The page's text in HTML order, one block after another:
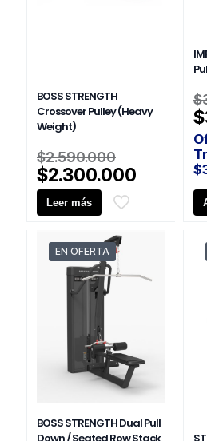
BOSS STRENGTH
Crossover Pulley (Heavy
Weight)
$2.590.000
precio
original
era:
$2.300.000
Leer más
$
$
$
EN OFERTA
BOSS STRENGTH Dual Pull